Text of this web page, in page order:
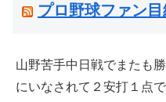
プロ野球ファン
山野苦手中日戦でまたも
にいなされて２安打１点